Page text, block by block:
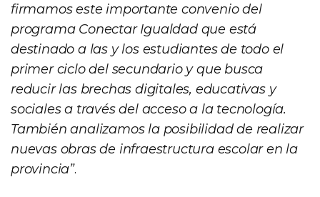
firmamos este importante convenio del
programa Conectar Igualdad que está
destinado a las y los estudiantes de todo el
primer ciclo del secundario y que busca
reducir las brechas digitales, educativas y
sociales a través del acceso a la tecnología.
También analizamos la posibilidad de realizar
nuevas obras de infraestructura escolar en la
provincia”.